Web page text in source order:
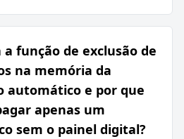
função de exclusão de
na memória da
automático e por que
apenas um
sem o painel digital?